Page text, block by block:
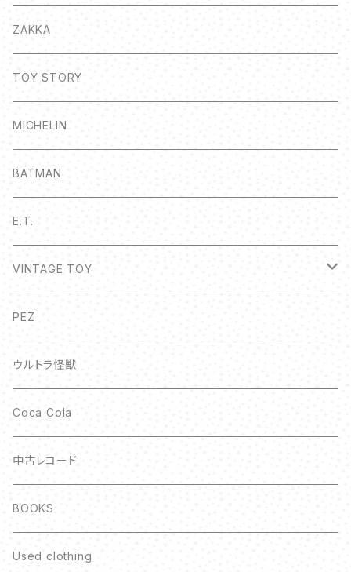
ZAKKA
TOY STORY
MICHELIN
BATMAN
E.T.
VINTAGE TOY
ボトルキャップ
PEZ
ウルトラ怪獣
Coca Cola
中古レコード
BOOKS
Used clothing